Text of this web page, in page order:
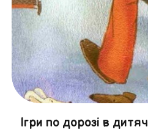
Ігри по дорозі в